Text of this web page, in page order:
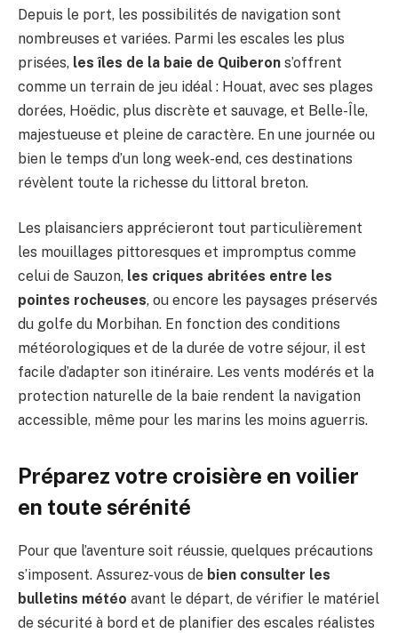
Depuis le port, les possibilités de navigation sont
nombreuses et variées. Parmi les escales les plus
prisées, les îles de la baie de Quiberon s’offrent
comme un terrain de jeu idéal : Houat, avec ses plages
dorées, Hoëdic, plus discrète et sauvage, et Belle-Île,
majestueuse et pleine de caractère. En une journée ou
bien le temps d’un long week-end, ces destinations
révèlent toute la richesse du littoral breton.
Les plaisanciers apprécieront tout particulièrement
les mouillages pittoresques et impromptus comme
celui de Sauzon, les criques abritées entre les
pointes rocheuses, ou encore les paysages préservés
du golfe du Morbihan. En fonction des conditions
météorologiques et de la durée de votre séjour, il est
facile d’adapter son itinéraire. Les vents modérés et la
protection naturelle de la baie rendent la navigation
accessible, même pour les marins les moins aguerris.
Préparez votre croisière en voilier
en toute sérénité
Pour que l’aventure soit réussie, quelques précautions
s’imposent. Assurez-vous de bien consulter les
bulletins météo avant le départ, de vérifier le matériel
de sécurité à bord et de planifier des escales réalistes